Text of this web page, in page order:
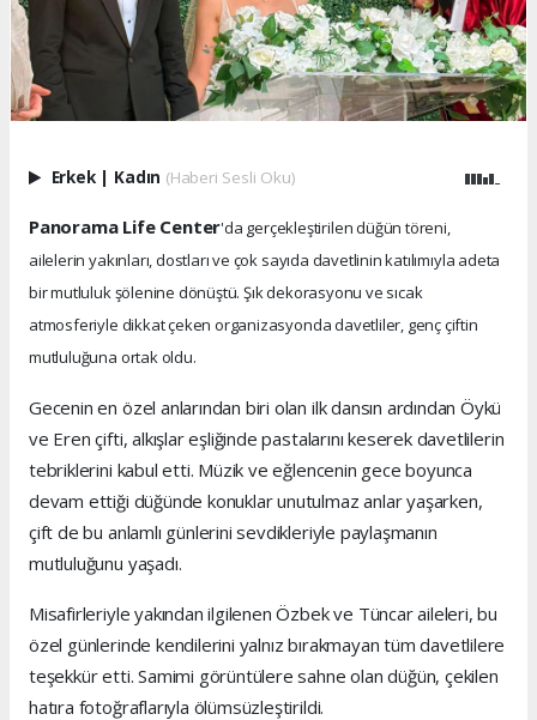
Erkek | Kadın (Haberi Sesli Oku)
Panorama Life Center'da gerçekleştirilen düğün töreni,
ailelerin yakınları, dostları ve çok sayıda davetlinin katılımıyla adeta
bir mutluluk şölenine dönüştü. Şık dekorasyonu ve sıcak
atmosferiyle dikkat çeken organizasyonda davetliler, genç çiftin
mutluluğuna ortak oldu.
Gecenin en özel anlarından biri olan ilk dansın ardından Öykü
ve Eren çifti, alkışlar eşliğinde pastalarını keserek davetlilerin
tebriklerini kabul etti. Müzik ve eğlencenin gece boyunca
devam ettiği düğünde konuklar unutulmaz anlar yaşarken,
çift de bu anlamlı günlerini sevdikleriyle paylaşmanın
mutluluğunu yaşadı.
Misafirleriyle yakından ilgilenen Özbek ve Tüncar aileleri, bu
özel günlerinde kendilerini yalnız bırakmayan tüm davetlilere
teşekkür etti. Samimi görüntülere sahne olan düğün, çekilen
hatıra fotoğraflarıyla ölümsüzleştirildi.